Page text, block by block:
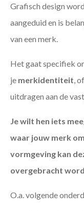
Grafisch design
aangeduid en is
van een merk.
Het gaat specifiek
je merkidentiteit ,
uitdragen aan de
Je wilt hen iets
waar jouw merk
vormgeving kan
overgebracht
O.a. volgende